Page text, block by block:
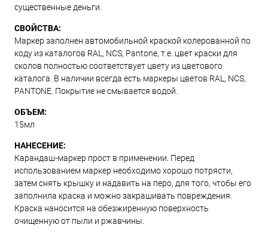
существенные деньги.
СВОЙСТВА:
Маркер заполнен автомобильной краской колерованной по
коду из каталогов RAL, NCS, Pantone, т.е. цвет краски для
сколов полностью соответствует цвету из цветового
каталога. В наличии всегда есть маркеры цветов RAL, NCS,
PANTONE. Покрытие не смывается водой.
ОБЪЕМ:
15мл
НАНЕСЕНИЕ:
Карандаш-маркер прост в применении. Перед
использованием маркер необходимо хорошо потрясти,
затем снять крышку и надавить на перо, для того, чтобы его
заполнила краска и можно закрашивать повреждения.
Краска наносится на обезжиренную поверхность
очищенную от пыли и ржавчины.